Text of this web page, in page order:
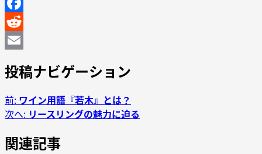
Twitter
Facebook
Reddit
投稿ナビゲーション
前: ワイン用語『若木』とは？
次へ: リースリングの魅力に迫る
関連記事